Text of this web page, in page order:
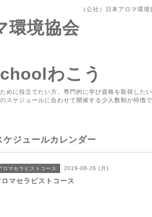
（公社）日本アロマ環
環境協会
わこう
めに役立てたい方、専門的に学び資格を取得した
スケジュールに合わせて開催する少人数制が特徴で
ケジュールカレンダー
ロマセラピストコース 2019-08-26 (月)
ロマセラピストコース